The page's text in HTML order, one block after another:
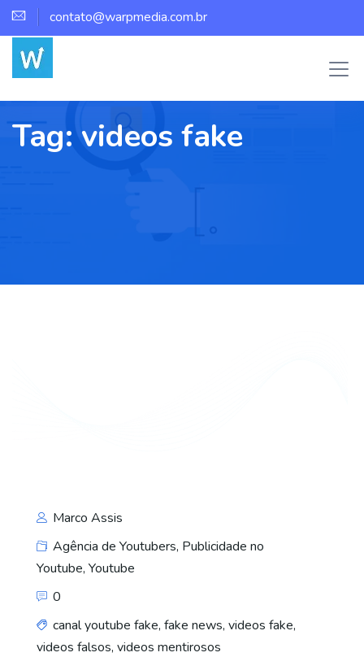
contato@warpmedia.com.br
Tag:videos fake
Marco Assis
Agência de Youtubers, Publicidade no
Youtube, Youtube
0
canal youtube fake, fake news, videos fake,
videos falsos, videos mentirosos